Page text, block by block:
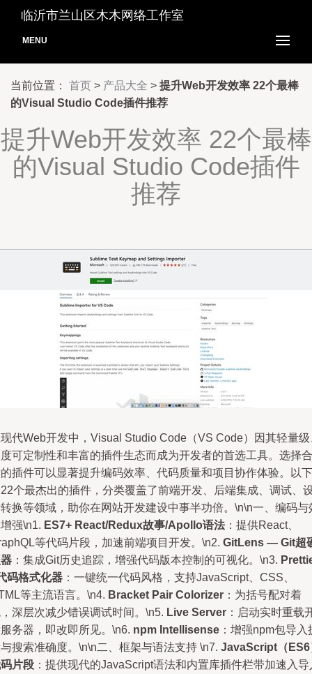
临沂市兰山区木木网络工作室
MENU
当前位置： 首页 > 产品大全 > 提升Web开发效率 22个最棒
的Visual Studio Code插件推荐
提升Web开发效率 22个最棒
的Visual Studio Code插件
推荐
代Web开发中，Visual Studio Code（VS Code）因其轻量级
可定制性和丰富的插件生态而成为开发者的首选工具。选择合
插件可以显著提升编码效率、代码质量和项目协作体验。以下
个最杰出的插件，分类覆盖了前端开发、后端集成、调试、
换等领域，助你在网站开发建设中事半功倍。\n\n一、编码与
强\n1. ES7+ React/Redux故事/Apollo语法 ：提供React、
等代码片段，加速前端项目开发。\n2. GitLens — Git超
：集成Git历史追踪，增强代码版本控制的可视化。\n3.
码格式化器 ：一键统一代码风格，支持JavaScript、CSS、
等主流语言。\n4. Bracket Pair Colorizer ：为括号配对着
深层次减少错误调试时间。\n5. Live Server ：启动实时重载
务器，即改即所见。\n6. npm Intellisense ：增强npm包导入
搜索准确度。\n\n二、框架与语法支持 \n7. JavaScript（ES6
片段 ：提供现代的JavaScript语法和内置库插件栏带加速入导